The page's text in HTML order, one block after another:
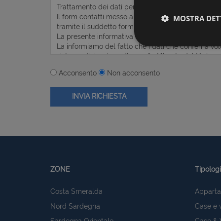
Acconsento Non acconsento
ZONE
Costa Smeralda
Nord Sardegna
Case e
MOSTRA
I cookie
PHPSESSID